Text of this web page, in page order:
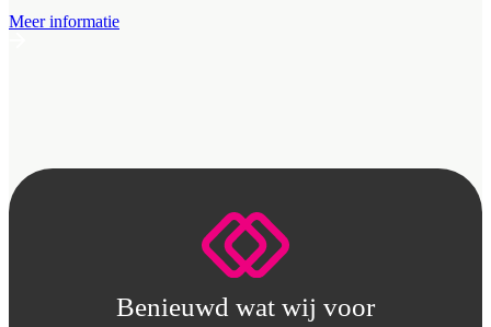
Meer informatie
Benieuwd wat wij voor